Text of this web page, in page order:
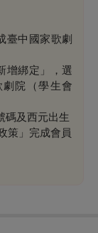
臺中國家歌劇
增綁定」，選
院（學生會
碼及西元出生
策」完成會員